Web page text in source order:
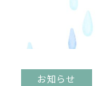
お知らせ